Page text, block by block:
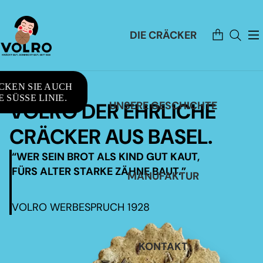
DIE CRÄCKER
UNSERE GESCHICHTE
MANUFAKTUR
KONTAKT
Artikel
im
Warenkorb
SIE AUCH
SÜSSE LINIE.
VOLRO DER EHRLICHE
CRÄCKER AUS BASEL.
“WER SEIN BROT ALS KIND GUT KAUT,
FÜRS ALTER STARKE ZÄHNE BAUT.”
VOLRO WERBESPRUCH 1928